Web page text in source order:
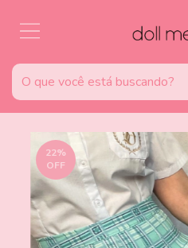
22%
OFF